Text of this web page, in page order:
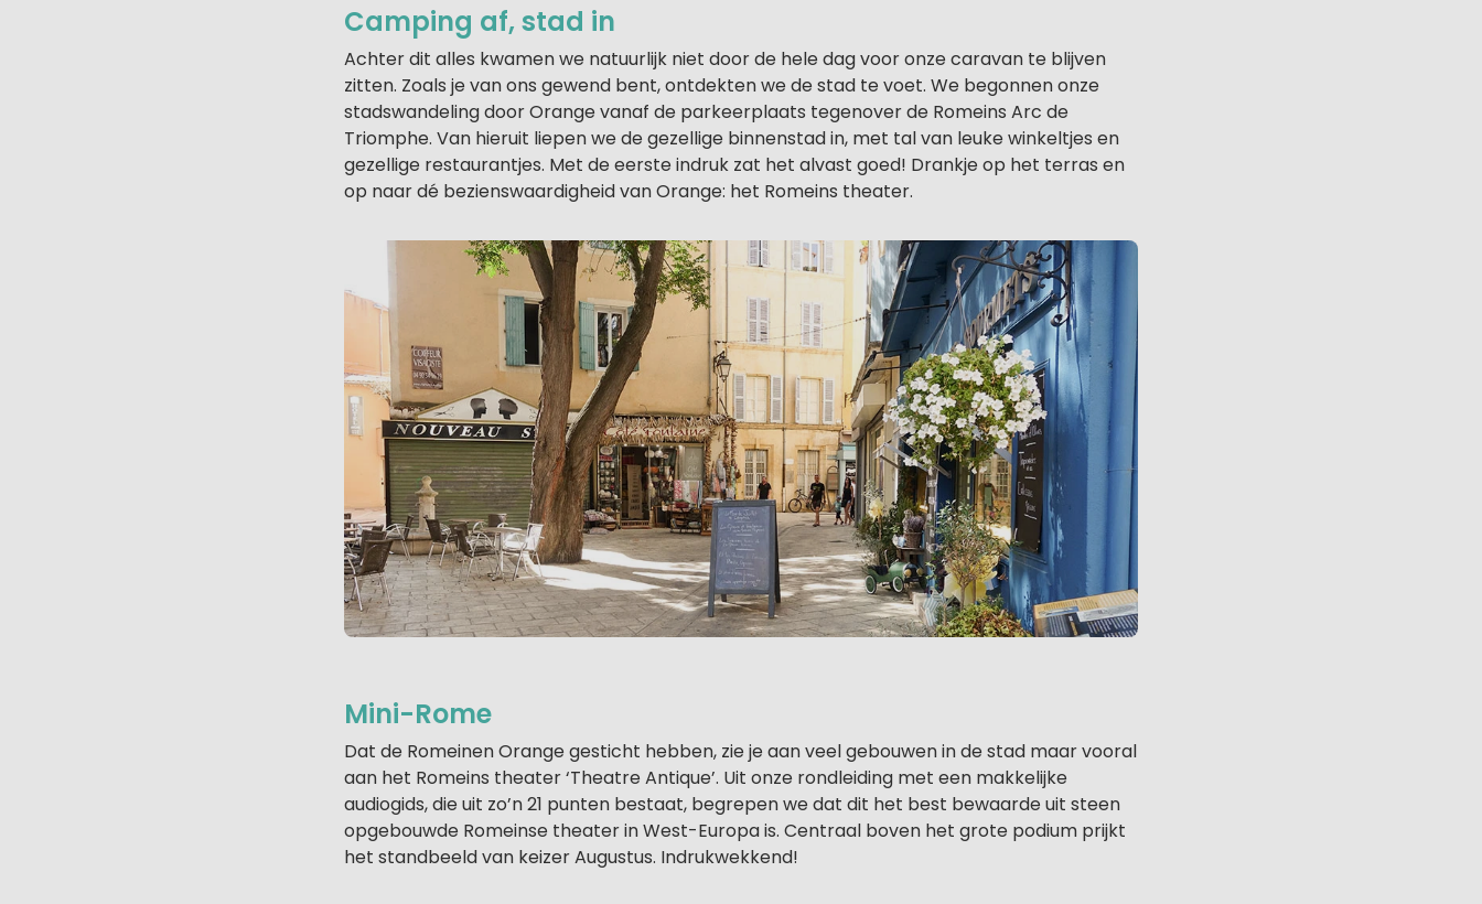
Camping af, stad in
Achter dit alles kwamen we natuurlijk niet door de hele dag voor onze caravan te blijven
zitten. Zoals je van ons gewend bent, ontdekten we de stad te voet. We begonnen onze
stadswandeling door Orange vanaf de parkeerplaats tegenover de Romeins Arc de
Triomphe. Van hieruit liepen we de gezellige binnenstad in, met tal van leuke winkeltjes en
gezellige restaurantjes. Met de eerste indruk zat het alvast goed! Drankje op het terras en
op naar dé bezienswaardigheid van Orange: het Romeins theater.
Mini-Rome
Dat de Romeinen Orange gesticht hebben, zie je aan veel gebouwen in de stad maar vooral
aan het Romeins theater ‘Theatre Antique’. Uit onze rondleiding met een makkelijke
audiogids, die uit zo’n 21 punten bestaat, begrepen we dat dit het best bewaarde uit steen
opgebouwde Romeinse theater in West-Europa is. Centraal boven het grote podium prijkt
het standbeeld van keizer Augustus. Indrukwekkend!